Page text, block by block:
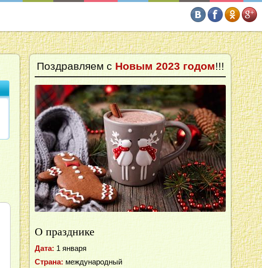
Поздравляем с Новым 2023 годом!!!
О празднике
Дата: 1 января
Страна: международный